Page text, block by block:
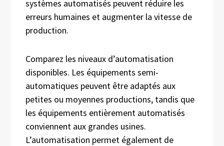
systèmes automatisés peuvent réduire les
erreurs humaines et augmenter la vitesse de
production.
Comparez les niveaux d’automatisation
disponibles. Les équipements semi-
automatiques peuvent être adaptés aux
petites ou moyennes productions, tandis que
les équipements entièrement automatisés
conviennent aux grandes usines.
L’automatisation permet également de